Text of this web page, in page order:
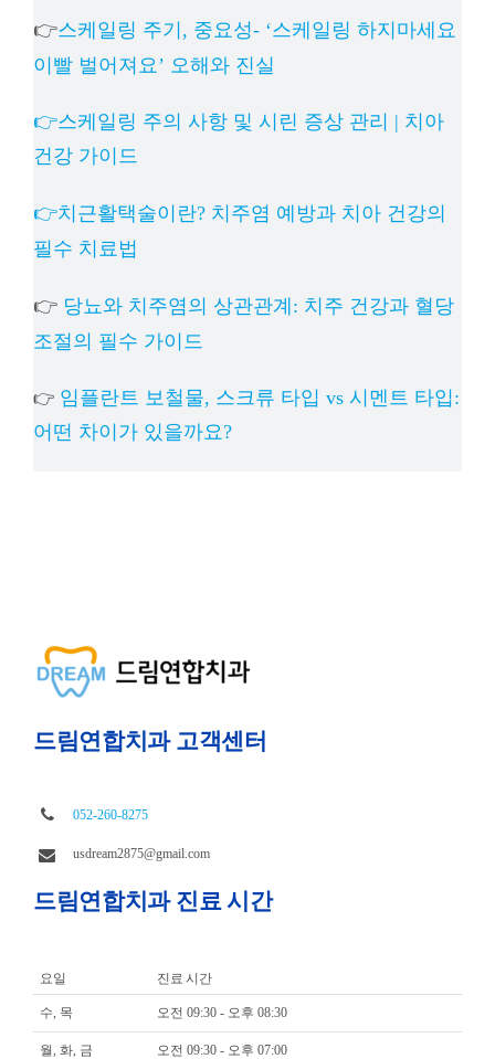
👉스케일링 주기, 중요성- ‘스케일링 하지마세요
이빨 벌어져요’ 오해와 진실
👉스케일링 주의 사항 및 시린 증상 관리 | 치아
건강 가이드
👉치근활택술이란? 치주염 예방과 치아 건강의
필수 치료법
👉 당뇨와 치주염의 상관관계: 치주 건강과 혈당
조절의 필수 가이드
👉 임플란트 보철물, 스크류 타입 vs 시멘트 타입:
어떤 차이가 있을까요?
드림연합치과 고객센터
052-260-8275
usdream2875@gmail.com
드림연합치과 진료 시간
요일 진료 시간
수, 목 오전 09:30 - 오후 08:30
월, 화, 금 오전 09:30 - 오후 07:00